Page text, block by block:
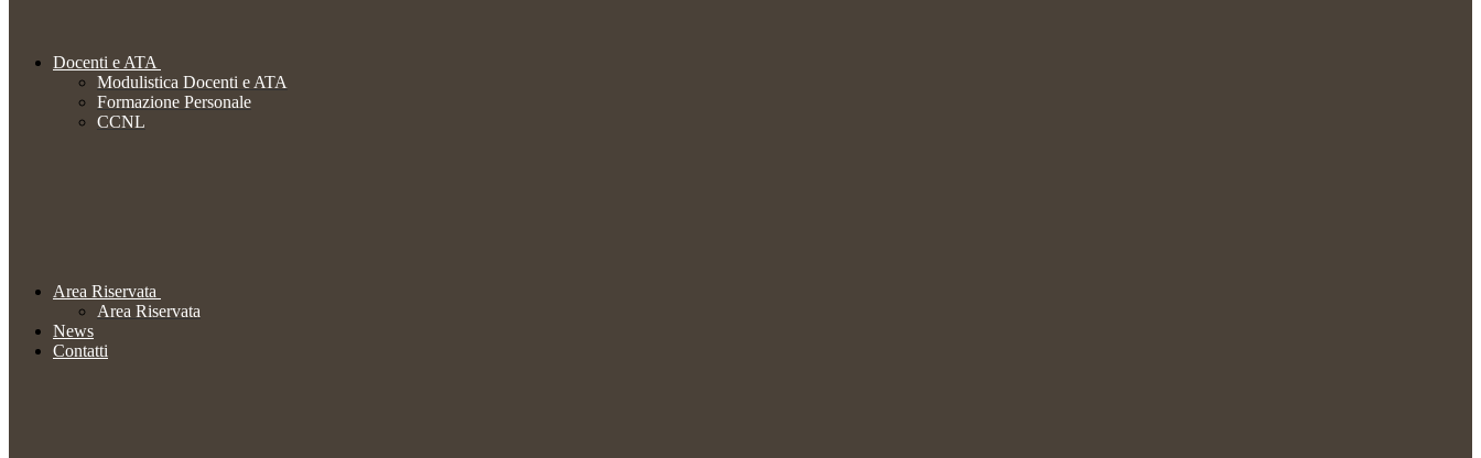
Docenti e ATA
Modulistica Docenti e ATA
Formazione Personale
CCNL
Area Riservata
Area Riservata
News
Contatti